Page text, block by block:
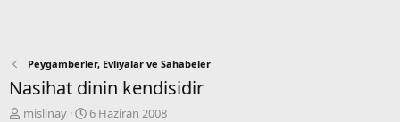
Peygamberler, Evliyalar ve Sahabeler
Nasihat dinin kendisidir
K
mislinay
B
6 Haziran 2008